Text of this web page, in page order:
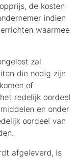
de kosten
indien
waarmee
zal
die nodig zijn
of
redelijk oordeel
en onder
oordeel van
afgeleverd, is